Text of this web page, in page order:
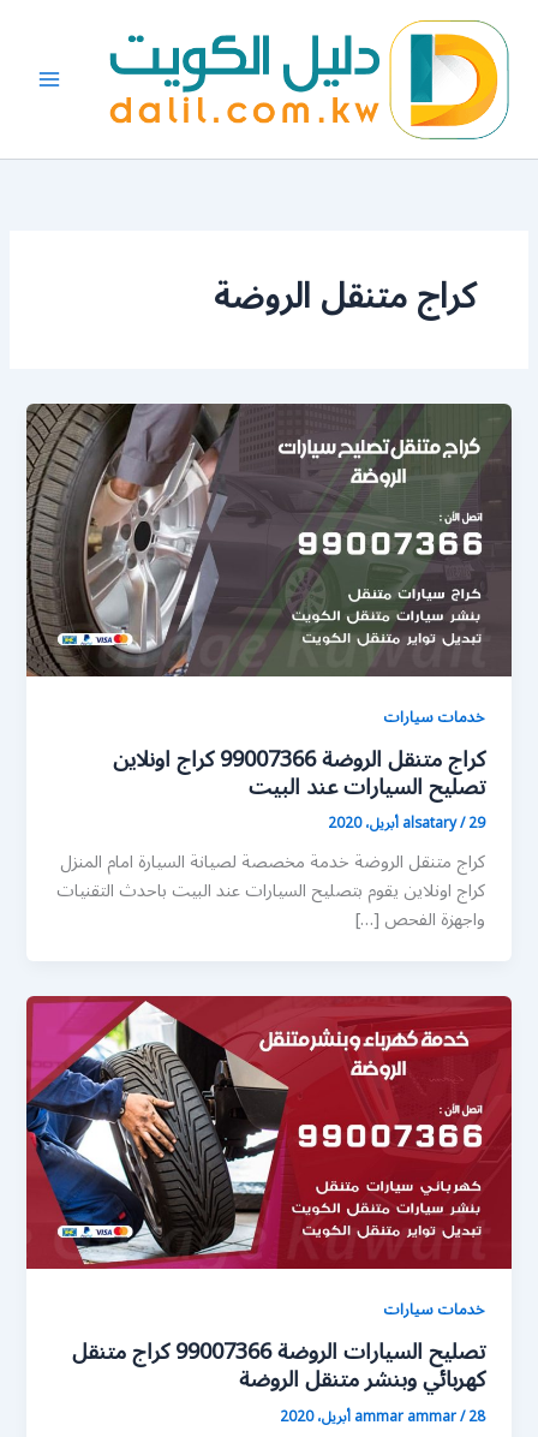
المحتوى
كراج متنقل الروضة
خدمات سيارات
كراج متنقل الروضة 99007366 كراج اونلاين
تصليح السيارات عند البيت
alsatary/29 أبريل، 2020
كراج متنقل الروضة خدمة مخصصة لصيانة السيارة امام المنزل
كراج اونلاين يقوم بتصليح السيارات عند البيت باحدث التقنيات
واجهزة الفحص […]
خدمات سيارات
تصليح السيارات الروضة 99007366 كراج متنقل
كهربائي وبنشر متنقل الروضة
ammar ammar/28 أبريل، 2020